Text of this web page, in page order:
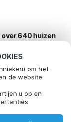
om het
de website
u op en
640 huizen
voor
om te boeken